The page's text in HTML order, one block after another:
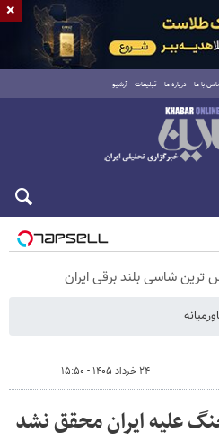
با ما درباره ما تبلیغات آرشیو
۲۴ خرداد ۱۴۰۵ - ۱۵:۵۰
علیه ایران محقق نشد
×